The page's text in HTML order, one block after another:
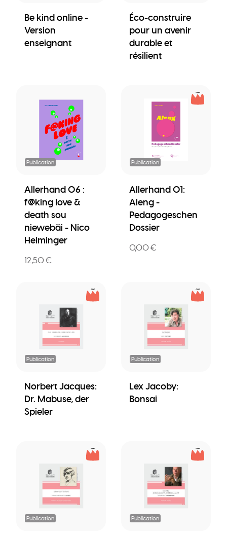
Be kind online -
Version
enseignant
Éco-construire
pour un avenir
durable et
résilient
Publication
Allerhand 06 :
f@king love &
death sou
niewebäi - Nico
Helminger
12,50 €
Publication
Allerhand 01:
Aleng -
Pedagogeschen
Dossier
0,00 €
Publication
Norbert Jacques:
Dr. Mabuse, der
Spieler
Publication
Lex Jacoby:
Bonsai
Publication Publication